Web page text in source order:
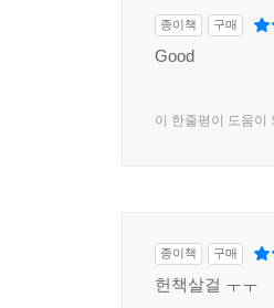
종이책 구매
Good
이 한줄평이 도움이
종이책 구매
헌책살걸 ㅜㅜ